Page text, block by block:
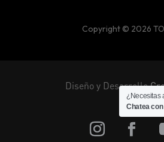
Copyright © 2026
Diseño y Desarrollo
¿Necesitas
Chatea